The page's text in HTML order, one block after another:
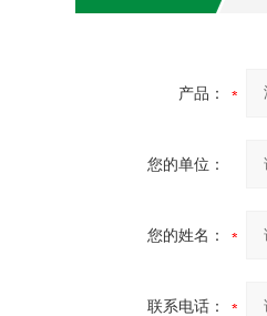
产品：
您的单位：
您的姓名：
联系电话：